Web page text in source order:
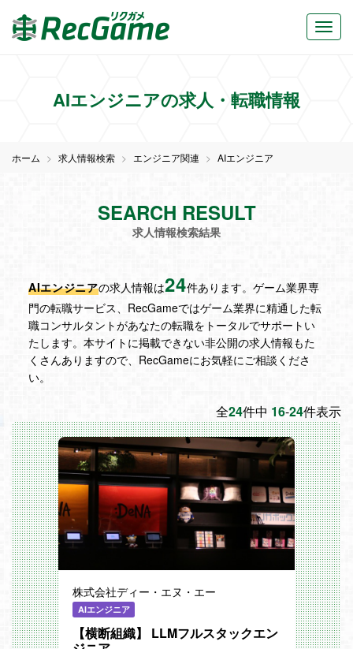
AIエンジニアの求人・転職情報
ホーム 求人情報検索 エンジニア関連 AIエンジニア
SEARCH RESULT
求人情報検索結果
AIエンジニアの求人情報は24件あります。ゲーム業界専
門の転職サービス、RecGameではゲーム業界に精通した転
職コンサルタントがあなたの転職をトータルでサポートい
たします。本サイトに掲載できない非公開の求人情報もた
くさんありますので、RecGameにお気軽にご相談くださ
い。
全24件中 16-24件表示
株式会社ディー・エヌ・エー
AIエンジニア
【横断組織】 LLMフルスタックエン